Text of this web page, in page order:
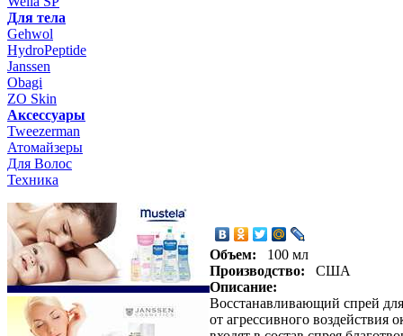
Для тела
Gehwol
HydroPeptide
Janssen
Obagi
ZO Skin
Aксессуары
Tweezerman
Атомайзеры
Для Волос
Техника
Объем:
100 мл
Производство:
США
Описание:
Восстанавливающий спрей
от агрессивного